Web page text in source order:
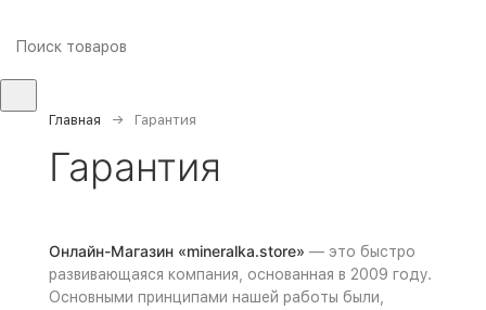
Главная Гарантия
Гарантия
Онлайн-Магазин «mineralka.store» — это быстро
развивающаяся компания, основанная в 2009 году.
Основными принципами нашей работы были,